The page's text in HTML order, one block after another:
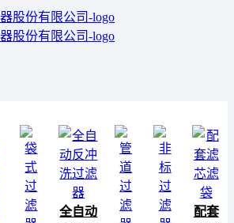
全自动
配套